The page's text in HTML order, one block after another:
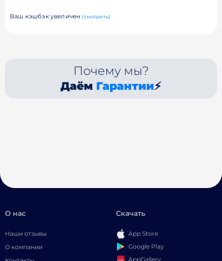
Ваш кэшбэк увеличен (смотреть)
Почему мы?
Даём Гарантии⚡
О нас
Наши отзывы
О компании
Скачать
App Store
Google Play
AppGallery